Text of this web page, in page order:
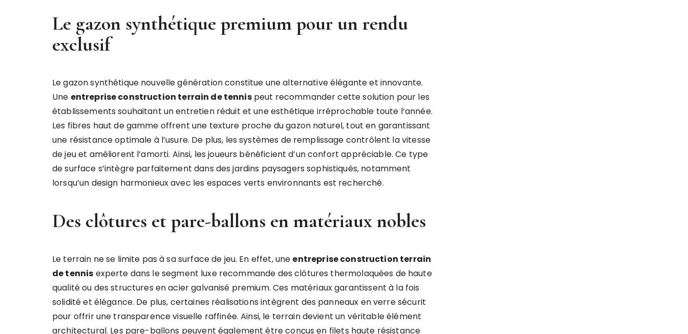
Le gazon synthétique premium pour un rendu
exclusif
Le gazon synthétique nouvelle génération constitue une alternative élégante et innovante.
Une entreprise construction terrain de tennispeut recommander cette solution pour les
établissements souhaitant un entretien réduit et une esthétique irréprochable toute l’année.
Les fibres haut de gamme offrent une texture proche du gazon naturel, tout en garantissant
une résistance optimale à l’usure. De plus, les systèmes de remplissage contrôlent la vitesse
de jeu et améliorent l’amorti. Ainsi, les joueurs bénéficient d’un confort appréciable. Ce type
de surface s’intègre parfaitement dans des jardins paysagers sophistiqués, notamment
lorsqu’un design harmonieux avec les espaces verts environnants est recherché.
Des clôtures et pare-ballons en matériaux nobles
Le terrain ne se limite pas à sa surface de jeu. En effet, une entreprise construction terrain
de tennis experte dans le segment luxe recommande des clôtures thermolaquées de haute
qualité ou des structures en acier galvanisé premium. Ces matériaux garantissent à la fois
solidité et élégance. De plus, certaines réalisations intègrent des panneaux en verre sécurit
pour offrir une transparence visuelle raffinée. Ainsi, le terrain devient un véritable élément
architectural. Les pare-ballons peuvent également être conçus en filets haute résistance